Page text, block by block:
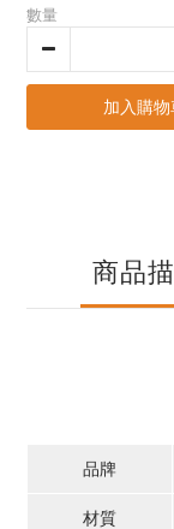
數量
加入購
商品
品牌
材質